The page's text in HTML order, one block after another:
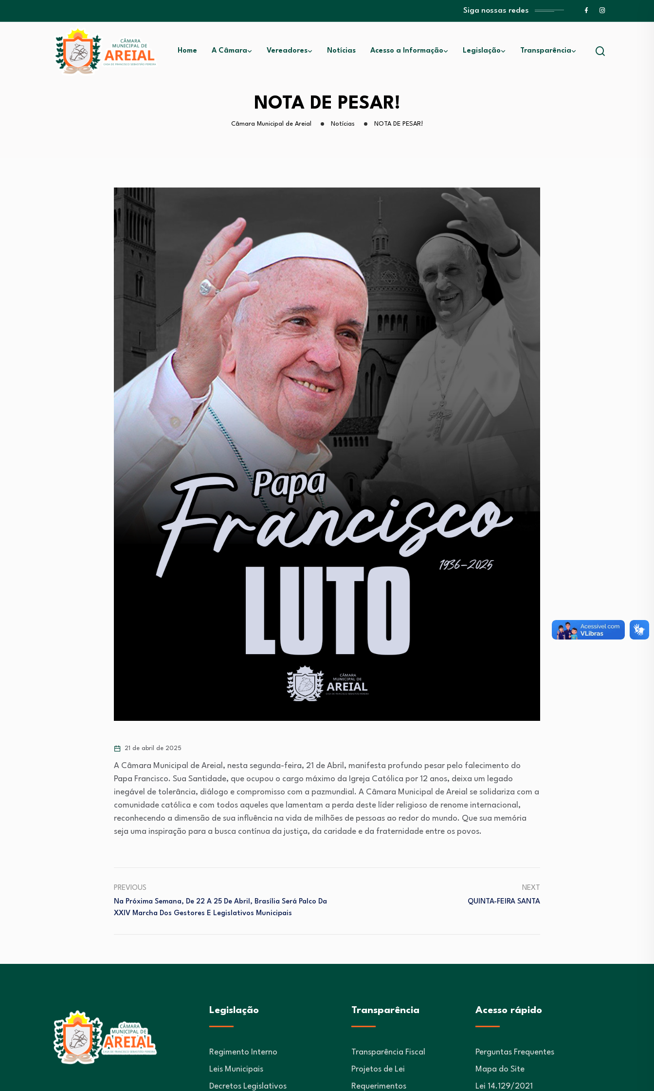
Siga nossas redes
Home A Câmara Vereadores Notícias Acesso a Informação Legislação Transparência
NOTA DE PESAR!
Câmara Municipal de Areial Notícias NOTA DE PESAR!
21 de abril de 2025
A Câmara Municipal de Areial, nesta segunda-feira, 21 de Abril, manifesta profundo pesar pelo falecimento do
Papa Francisco. Sua Santidade, que ocupou o cargo máximo da Igreja Católica por 12 anos, deixa um legado
inegável de tolerância, diálogo e compromisso com a pazmundial. A Câmara Municipal de Areial se solidariza com a
comunidade católica e com todos aqueles que lamentam a perda deste líder religioso de renome internacional,
reconhecendo a dimensão de sua influência na vida de milhões de pessoas ao redor do mundo. Que sua memória
seja uma inspiração para a busca contínua da justiça, da caridade e da fraternidade entre os povos.
PREVIOUS
Na Próxima Semana, De 22 A 25 De Abril, Brasília Será Palco Da
XXIV Marcha Dos Gestores E Legislativos Municipais
NEXT
QUINTA-FEIRA SANTA
Legislação
Regimento Interno
Leis Municipais
Decretos Legislativos
Transparência
Transparência Fiscal
Projetos de Lei
Requerimentos
Acesso rápido
Perguntas Frequentes
Mapa do Site
Lei 14.129/2021